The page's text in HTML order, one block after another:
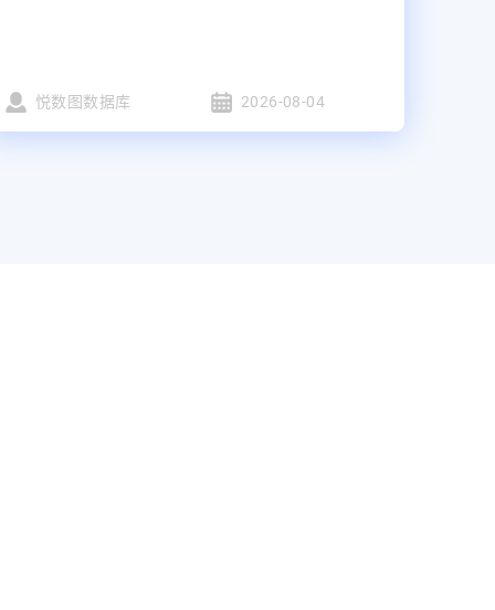
悦数图数据库 2026-08-04